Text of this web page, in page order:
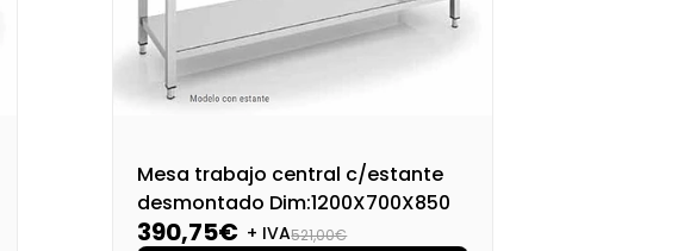
Mesa trabajo central c/estante
desmontado Dim:1200X700X850
390,75€ + IVA521,00€